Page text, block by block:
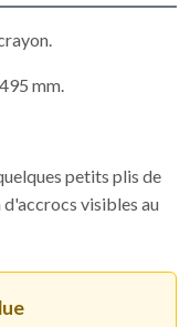
mm.
petits plis de
visibles au